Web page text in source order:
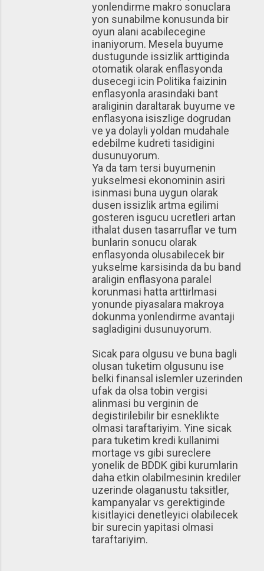
yonlendirme makro sonuclara
yon sunabilme konusunda bir
oyun alani acabilecegine
inaniyorum. Mesela buyume
dustugunde issizlik arttiginda
otomatik olarak enflasyonda
dusecegi icin Politika faizinin
enflasyonla arasindaki bant
araliginin daraltarak buyume ve
enflasyona isiszlige dogrudan
ve ya dolayli yoldan mudahale
edebilme kudreti tasidigini
dusunuyorum.
Ya da tam tersi buyumenin
yukselmesi ekonominin asiri
isinmasi buna uygun olarak
dusen issizlik artma egilimi
gosteren isgucu ucretleri artan
ithalat dusen tasarruflar ve tum
bunlarin sonucu olarak
enflasyonda olusabilecek bir
yukselme karsisinda da bu band
araligin enflasyona paralel
korunmasi hatta arttirlmasi
yonunde piyasalara makroya
dokunma yonlendirme avantaji
sagladigini dusunuyorum.
Sicak para olgusu ve buna bagli
olusan tuketim olgusunu ise
belki finansal islemler uzerinden
ufak da olsa tobin vergisi
alinmasi bu verginin de
degistirilebilir bir esneklikte
olmasi taraftariyim. Yine sicak
para tuketim kredi kullanimi
mortage vs gibi sureclere
yonelik de BDDK gibi kurumlarin
daha etkin olabilmesinin krediler
uzerinde olaganustu taksitler,
kampanyalar vs gerektiginde
kisitlayici denetleyici olabilecek
bir surecin yapitasi olmasi
taraftariyim.